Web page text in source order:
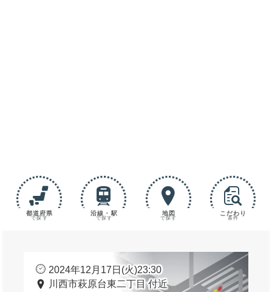
都道府県
で探す
沿線・駅
で探す
地図
で探す
こだわり
条件
2024年12月17日(火)23:30
川西市萩原台東二丁目 付近